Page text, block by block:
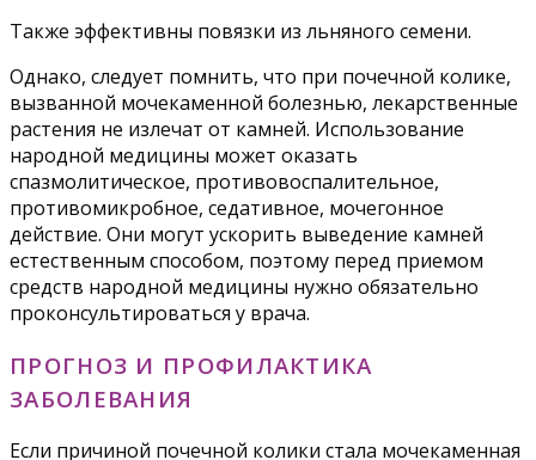
Также эффективны повязки из льняного семени.
Однако, следует помнить, что при почечной колике,
вызванной мочекаменной болезнью, лекарственные
растения не излечат от камней. Использование
народной медицины может оказать
спазмолитическое, противовоспалительное,
противомикробное, седативное, мочегонное
действие. Они могут ускорить выведение камней
естественным способом, поэтому перед приемом
средств народной медицины нужно обязательно
проконсультироваться у врача.
ПРОГНОЗ И ПРОФИЛАКТИКА
ЗАБОЛЕВАНИЯ
Если причиной почечной колики стала мочекаменная